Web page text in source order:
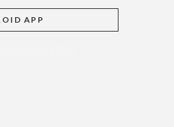
APP